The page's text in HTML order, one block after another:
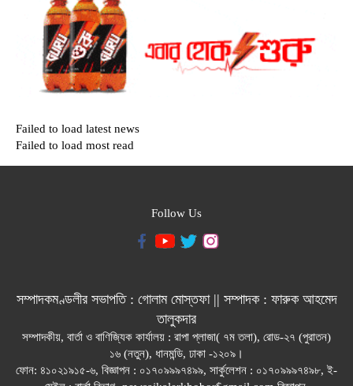
Failed to load latest news
Failed to load most read
Follow Us
সম্পাদকমণ্ডলীর সভাপতি : গোলাম মোস্তফা || সম্পাদক : ফারুক আহমেদ
তালুকদার
সম্পাদকীয়, বার্তা ও বাণিজ্যিক কার্যালয় : রাপা প্লাজা( ৭ম তলা), রোড-২৭ (পুরাতন)
১৬ (নতুন), ধানমন্ডি, ঢাকা -১২০৯।
ফোন: ৪১০২১৯১৫-৬, বিজ্ঞাপন : ০১৭০৯৯৯৭৪৯৯, সার্কুলেশন : ০১৭০৯৯৯৭৪৯৮, ই-